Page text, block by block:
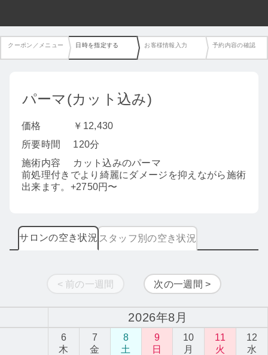
クーポン／メニュー 日時を指定する お客様情報入力 予約内容の確認
パーマ(カット込み)
価格
￥12,430
所要時間
120分
施術内容
カット込みのパーマ
前処理付きでより綺麗にダメージを抑えながら施術
出来ます。+2750円〜
サロンの空き状況 スタッフ別の空き状況
< 前の一週間 次の一週間 >
2026年8月
6
木
7
金
8
土
9
日
10
月
11
火
12
水